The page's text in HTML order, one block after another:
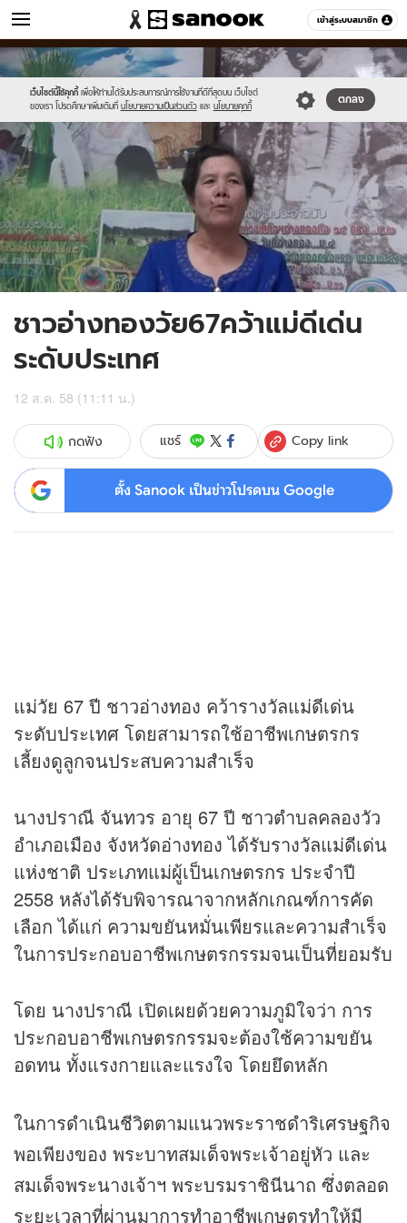
เข้าสู่ระบบสมาชิก
ข่าว หมวดอื่นๆ
เว็บไซต์นี้ใช้คุกกี้ เพื่อให้ท่านได้รับประสบการณ์การใช้งานที่ดีที่สุดบน เว็บไซต์
ของเรา โปรดศึกษาเพิ่มเติมที่ นโยบายความเป็นส่วนตัว และ นโยบายคุกกี้
ตกลง
Sanook
//s.isanook.com/sr/0/images/logo-
new-
sanook.png
600
60
//s.isanook.com/ns/0/ud/369/1846218/638475-
01.jpg
ชาวอ่างทองวัย67คว้าแม่ดีเด่น
ระดับประเทศ
12 ส.ค. 58 (11:11 น.)
กดฟัง แชร์ Copy link
ตั้ง Sanook เป็นข่าวโปรดบน Google
แม่วัย 67 ปี ชาวอ่างทอง คว้ารางวัลแม่ดีเด่น
ระดับประเทศ โดยสามารถใช้อาชีพเกษตรกร
เลี้ยงดูลูกจนประสบความสำเร็จ
นางปราณี จันทวร อายุ 67 ปี ชาวตำบลคลองวัว
อำเภอเมือง จังหวัดอ่างทอง ได้รับรางวัลแม่ดีเด่น
แห่งชาติ ประเภทแม่ผู้เป็นเกษตรกร ประจำปี
2558 หลังได้รับพิจารณาจากหลักเกณฑ์การคัด
เลือก ได้แก่ ความขยันหมั่นเพียรและความสำเร็จ
ในการประกอบอาชีพเกษตรกรรมจนเป็นที่ยอมรับ
โดย นางปราณี เปิดเผยด้วยความภูมิใจว่า การ
ประกอบอาชีพเกษตรกรรมจะต้องใช้ความขยัน
อดทน ทั้งแรงกายและแรงใจ โดยยึดหลัก
ในการดำเนินชีวิตตามแนวพระราชดำริเศรษฐกิจ
พอเพียงของ พระบาทสมเด็จพระเจ้าอยู่หัว และ
สมเด็จพระนางเจ้าฯ พระบรมราชินีนาถ ซึ่งตลอด
ระยะเวลาที่ผ่านมาการทำอาชีพเกษตรทำให้มี